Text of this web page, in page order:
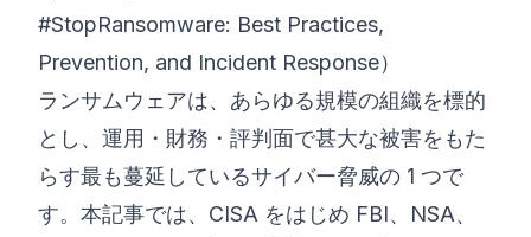
#StopRansomware: Best Practices,
Prevention, and Incident Response）
ランサムウェアは、あらゆる規模の組織を標的
とし、運用・財務・評判面で甚大な被害をもた
らす最も蔓延しているサイバー脅威の 1 つで
す。本記事では、CISA をはじめ FBI、NSA、